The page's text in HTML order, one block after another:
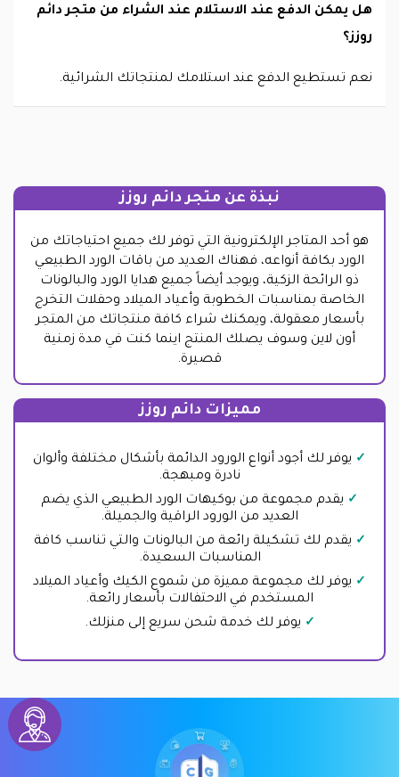
هل يمكن الدفع عند الاستلام عند الشراء من متجر دائم
روزز؟
نعم تستطيع الدفع عند استلامك لمنتجاتك الشرائية.
نبذة عن متجر دائم روزز
هو أحد المتاجر الإلكترونية التي توفر لك جميع احتياجاتك من
الورد بكافة أنواعه، فهناك العديد من باقات الورد الطبيعي
ذو الرائحة الزكية، ويوجد أيضاً جميع هدايا الورد والبالونات
الخاصة بمناسبات الخطوبة وأعياد الميلاد وحفلات التخرج
بأسعار معقولة، ويمكنك شراء كافة منتجاتك من المتجر
أون لاين وسوف يصلك المنتج اينما كنت في مدة زمنية
قصيرة.
مميزات دائم روزز
يوفر لك أجود أنواع الورود الدائمة بأشكال مختلفة وألوان
نادرة ومبهجة.
يقدم مجموعة من بوكيهات الورد الطبيعي الذي يضم
العديد من الورود الراقية والجميلة.
يقدم لك تشكيلة رائعة من البالونات والتي تناسب كافة
المناسبات السعيدة.
يوفر لك مجموعة مميزة من شموع الكيك وأعياد الميلاد
المستخدم في الاحتفالات بأسعار رائعة.
يوفر لك خدمة شحن سريع إلى منزلك.